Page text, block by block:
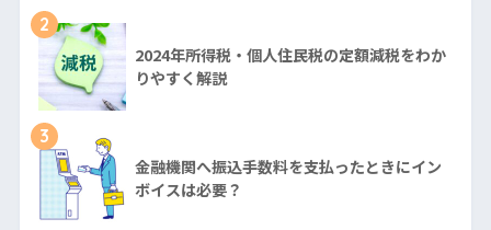
2
2024年所得税・個人住民税の定額減税をわか
りやすく解説
3
金融機関へ振込手数料を支払ったときにイン
ボイスは必要？